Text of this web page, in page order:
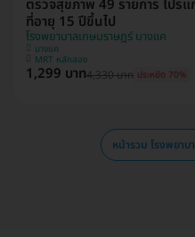
ตรวจสุขภาพ 49 รายการ โปร
ที่อายุ 15 ปีขึ้นไป
โรงพยาบาลเกษมราษฎร์ บางแค
บางแค
MRT หลักสอง
1,299 บาท4,330 บาท ประหยัด 70%
หน้ารวม โรงพยา